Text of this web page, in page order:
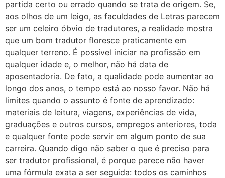
partida certo ou errado quando se trata de origem. Se,
aos olhos de um leigo, as faculdades de Letras parecem
ser um celeiro óbvio de tradutores, a realidade mostra
que um bom tradutor floresce praticamente em
qualquer terreno. É possível iniciar na profissão em
qualquer idade e, o melhor, não há data de
aposentadoria. De fato, a qualidade pode aumentar ao
longo dos anos, o tempo está ao nosso favor. Não há
limites quando o assunto é fonte de aprendizado:
materiais de leitura, viagens, experiências de vida,
graduações e outros cursos, empregos anteriores, toda
e qualquer fonte pode servir em algum ponto de sua
carreira. Quando digo não saber o que é preciso para
ser tradutor profissional, é porque parece não haver
uma fórmula exata a ser seguida: todos os caminhos